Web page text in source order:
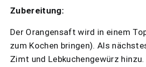
Zubereitung:
Der Orangensaft wird in einem
zum Kochen bringen). Als
Zimt und Lebkuchengewürz